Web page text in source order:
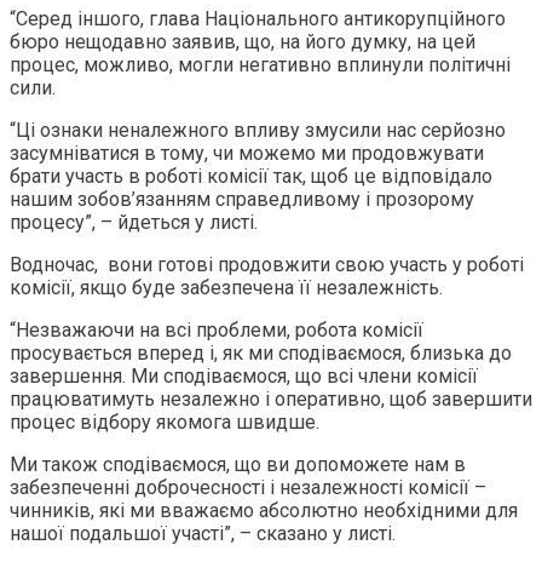
“Серед іншого, глава Національного антикорупційного
бюро нещодавно заявив, що, на його думку, на цей
процес, можливо, могли негативно вплинули політичні
сили.
“Ці ознаки неналежного впливу змусили нас серйозно
засумніватися в тому, чи можемо ми продовжувати
брати участь в роботі комісії так, щоб це відповідало
нашим зобов’язанням справедливому і прозорому
процесу”, – йдеться у листі.
Водночас, вони готові продовжити свою участь у роботі
комісії, якщо буде забезпечена її незалежність.
“Незважаючи на всі проблеми, робота комісії
просувається вперед і, як ми сподіваємося, близька до
завершення. Ми сподіваємося, що всі члени комісії
працюватимуть незалежно і оперативно, щоб завершити
процес відбору якомога швидше.
Ми також сподіваємося, що ви допоможете нам в
забезпеченні доброчесності і незалежності комісії –
чинників, які ми вважаємо абсолютно необхідними для
нашої подальшої участі”, – сказано у листі.